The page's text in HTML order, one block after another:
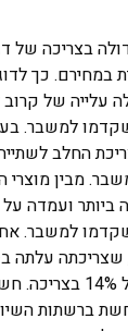
בצריכה של
במחירם. כך
למשבר.
של כ-16% בצריכת
מבין מוצרי
למשבר.
השמנת עם עלייה
ברשתות